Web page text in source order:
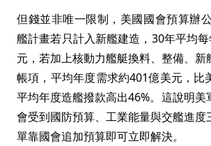
但錢並非唯一限制，美國國會預算辦
艦計畫若只計入新艦建造，30年平均
元，若加上核動力艦艇換料、整備、新
帳項，平均年度需求約401億美元，比
平均年度造艦撥款高出46%。這說明美
會受到國防預算、工業能量與交艦進度
單靠國會追加預算即可立即解決。